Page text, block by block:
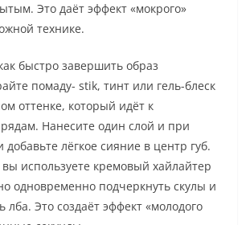
Это даёт эффект «мокрого»
технике.
быстро завершить образ
помаду- stik, тинт или гель-блеск
оттенке, который идёт к
Нанесите один слой и при
добавьте лёгкое сияние в центр губ.
используете кремовый хайлайтер
одновременно подчеркнуть скулы и
Это создаёт эффект «молодого